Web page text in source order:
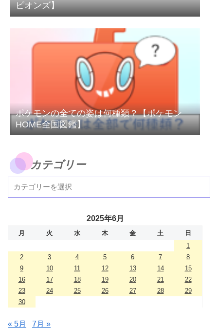
ピオンズ】
ポケモンの全ての姿は何種類？【ポケモン
HOME全国図鑑】
カテゴリー
2025年6月
月 火 水 木 金 土
日
1
2
3 4 5 6 7
8
9
10 11 12 13 14
15
16
17 18 19 20 21
22
23
24 25 26 27 28
29
30
« 5月 7月 »